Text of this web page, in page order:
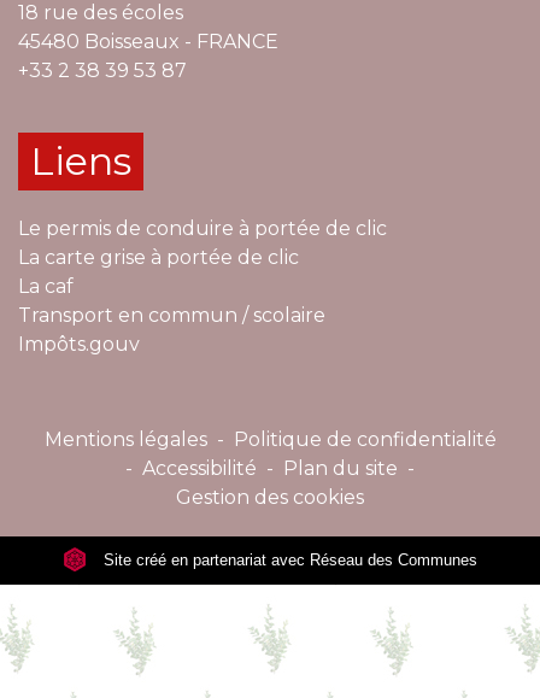
18 rue des écoles
45480 Boisseaux - FRANCE
+33 2 38 39 53 87
Liens
Le permis de conduire à portée de clic
La carte grise à portée de clic
La caf
Transport en commun / scolaire
Impôts.gouv
Mentions légales - Politique de confidentialité
- Accessibilité - Plan du site -
Gestion des cookies
Site créé en partenariat avec Réseau des Communes